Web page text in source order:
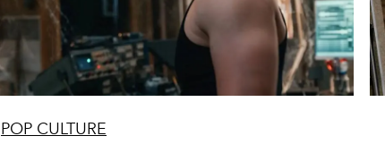
POP CULTURE